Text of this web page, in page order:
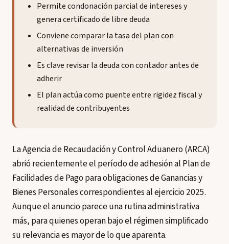
Permite condonación parcial de intereses y
genera certificado de libre deuda
Conviene comparar la tasa del plan con
alternativas de inversión
Es clave revisar la deuda con contador antes de
adherir
El plan actúa como puente entre rigidez fiscal y
realidad de contribuyentes
La Agencia de Recaudación y Control Aduanero (ARCA)
abrió recientemente el período de adhesión al Plan de
Facilidades de Pago para obligaciones de Ganancias y
Bienes Personales correspondientes al ejercicio 2025.
Aunque el anuncio parece una rutina administrativa
más, para quienes operan bajo el régimen simplificado
su relevancia es mayor de lo que aparenta.